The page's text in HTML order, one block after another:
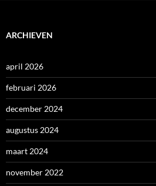
ARCHIEVEN
april 2026
februari 2026
december 2024
augustus 2024
maart 2024
november 2022